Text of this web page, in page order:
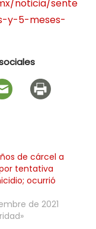
noticia/sente
y-5-meses-
de cárcel a
tentativa
ocurrió
de 2021